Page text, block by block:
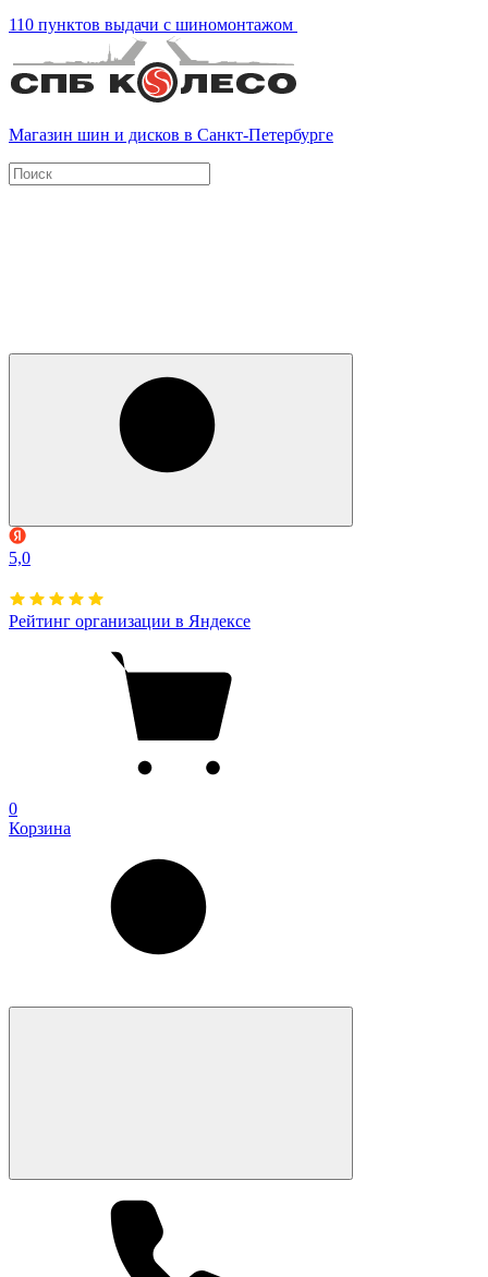
110 пунктов выдачи с шиномонтажом
Магазин шин и дисков в Санкт-Петербурге
5,0
Рейтинг организации в Яндексе
0
Корзина